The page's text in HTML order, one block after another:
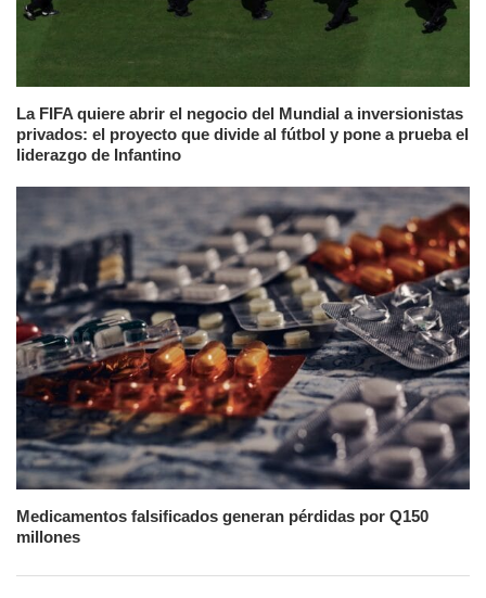
La FIFA quiere abrir el negocio del Mundial a inversionistas
privados: el proyecto que divide al fútbol y pone a prueba el
liderazgo de Infantino
Medicamentos falsificados generan pérdidas por Q150
millones